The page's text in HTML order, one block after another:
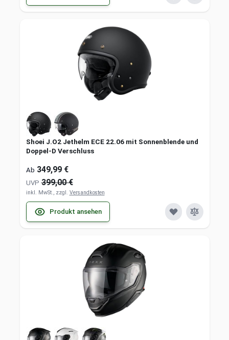
Shoei J.O2 Jethelm ECE 22.06 mit Sonnenblende und
Doppel-D Verschluss
Ab 349,99 €
UVP 399,00 €
inkl. MwSt., zzgl. Versandkosten
Produkt ansehen